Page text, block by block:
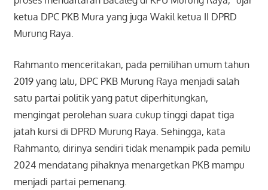
ketua DPC PKB Mura yang juga Wakil ketua II DPRD
Murung Raya.
Rahmanto menceritakan, pada pemilihan umum tahun
2019 yang lalu, DPC PKB Murung Raya menjadi salah
satu partai politik yang patut diperhitungkan,
mengingat perolehan suara cukup tinggi dapat tiga
jatah kursi di DPRD Murung Raya. Sehingga, kata
Rahmanto, dirinya sendiri tidak menampik pada pemilu
2024 mendatang pihaknya menargetkan PKB mampu
menjadi partai pemenang.